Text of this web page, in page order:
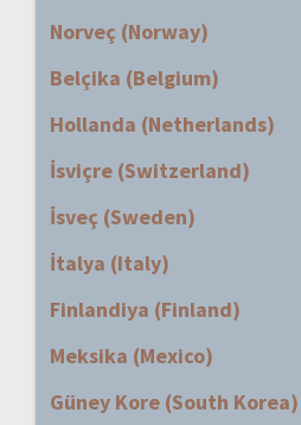
Norveç (Norway)
Belçika (Belgium)
Hollanda (Netherlands)
İsviçre (Switzerland)
İsveç (Sweden)
İtalya (Italy)
Finlandiya (Finland)
Meksika (Mexico)
Güney Kore (South Korea)